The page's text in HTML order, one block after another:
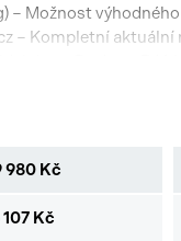
– Možnost
– Kompletní aktuální
980 Kč
Kč